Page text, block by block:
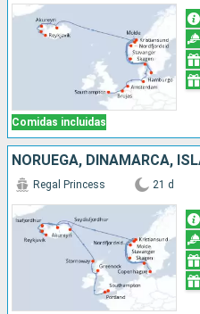
Comidas incluidas
Regal Princess 21 d